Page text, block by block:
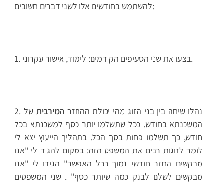
להשתמש בחודשים אלו לשני דברים חשובים:
1. בצעו את שני הסעיפים הקודמים: לימוד, אישור עקרוני.
2. נהלו שיחה בין בני הזוג מהי יכולת ההחזר המירבית של
המשכנתא בחודש. ככל שתשלמו יותר כסף למשכנתא בכל
חודש, כך תשלמו פחות בסך הכל. בתהליך הייעוץ יצא לי
לומר לזוגות רבים את המשפט הזה: במקום להגיד לי "אנו
מבקשים החזר חודשי נמוך ככל האפשר" הגידו לי "אנו
מבקשים לשלם לבנק כמה שיותר כסף" . שני המשפטים